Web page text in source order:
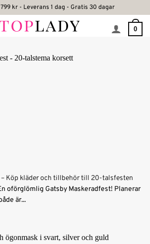
kr - Leverans 1 dag - Gratis 30 dagar
0
– Köp kläder och tillbehör till 20-talsfesten
oförglömlig Gatsby Maskeradfest! Planerar
är...